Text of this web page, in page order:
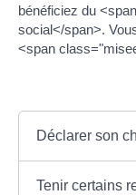
bénéficiez du
social</span>.
<span
Déclarer son
Tenir certains